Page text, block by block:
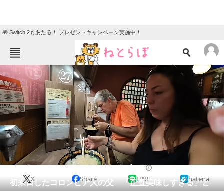
🎁 Switch 2もあたる！ プレゼントキャンペーン実施中！
ねとらぼメニュー
TOP ニュース
エンタメ クイズ
グルメ 地域
住まい 教育・育児
動物 リサーチ
会員記事
初来日したコロンビア人の父 「正直美味しすぎる」と
X Share LINE hatena